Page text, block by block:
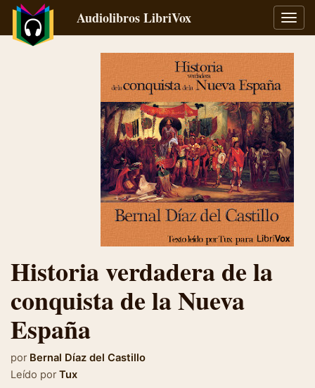
Audiolibros LibriVox
Historia verdadera de la
conquista de la Nueva
España
por Bernal Díaz del Castillo
Leído por Tux